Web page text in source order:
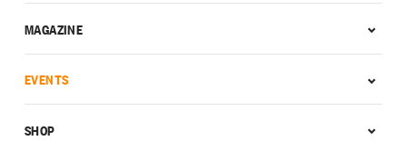
MAGAZINE
EVENTS
SHOP